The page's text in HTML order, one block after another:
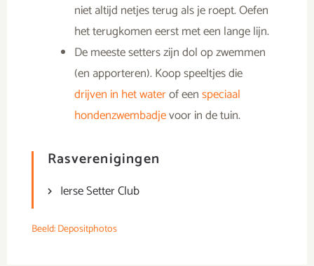
niet altijd netjes terug als je roept. Oefen
het terugkomen eerst met een lange lijn.
De meeste setters zijn dol op zwemmen
(en apporteren). Koop speeltjes die
drijven in het waterof eenspeciaal
hondenzwembadjevoor in de tuin.
Rasverenigingen
Ierse Setter Club
Beeld: Depositphotos